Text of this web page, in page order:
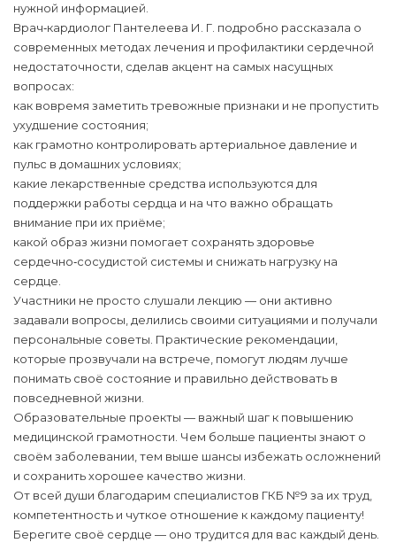
нужной информацией.
Врач‑кардиолог Пантелеева И. Г. подробно рассказала о
современных методах лечения и профилактики сердечной
недостаточности, сделав акцент на самых насущных
вопросах:
как вовремя заметить тревожные признаки и не пропустить
ухудшение состояния;
как грамотно контролировать артериальное давление и
пульс в домашних условиях;
какие лекарственные средства используются для
поддержки работы сердца и на что важно обращать
внимание при их приёме;
какой образ жизни помогает сохранять здоровье
сердечно‑сосудистой системы и снижать нагрузку на
сердце.
Участники не просто слушали лекцию — они активно
задавали вопросы, делились своими ситуациями и получали
персональные советы. Практические рекомендации,
которые прозвучали на встрече, помогут людям лучше
понимать своё состояние и правильно действовать в
повседневной жизни.
Образовательные проекты — важный шаг к повышению
медицинской грамотности. Чем больше пациенты знают о
своём заболевании, тем выше шансы избежать осложнений
и сохранить хорошее качество жизни.
От всей души благодарим специалистов ГКБ №9 за их труд,
компетентность и чуткое отношение к каждому пациенту!
Берегите своё сердце — оно трудится для вас каждый день.